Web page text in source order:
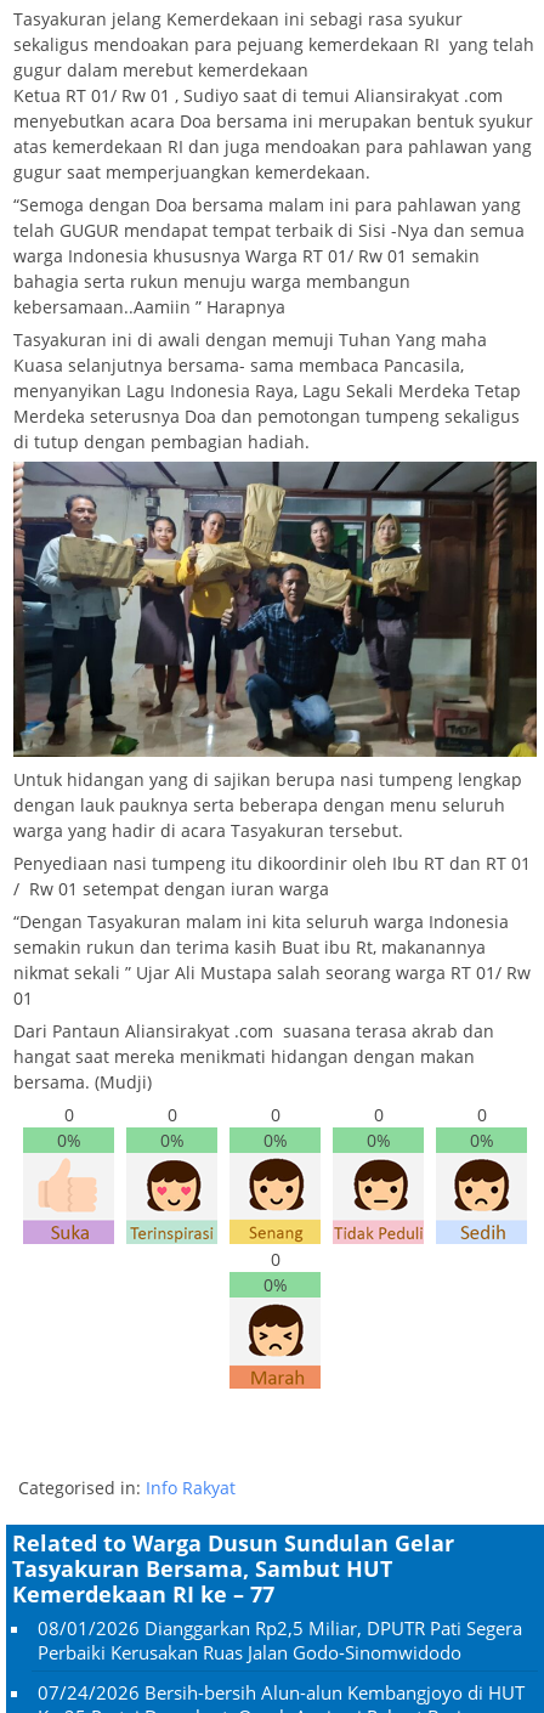
Tasyakuran jelang Kemerdekaan ini sebagi rasa syukur
sekaligus mendoakan para pejuang kemerdekaan RI yang telah
gugur dalam merebut kemerdekaan
Ketua RT 01/ Rw 01 , Sudiyo saat di temui Aliansirakyat .com
menyebutkan acara Doa bersama ini merupakan bentuk syukur
atas kemerdekaan RI dan juga mendoakan para pahlawan yang
gugur saat memperjuangkan kemerdekaan.
“Semoga dengan Doa bersama malam ini para pahlawan yang
telah GUGUR mendapat tempat terbaik di Sisi -Nya dan semua
warga Indonesia khususnya Warga RT 01/ Rw 01 semakin
bahagia serta rukun menuju warga membangun
kebersamaan..Aamiin ” Harapnya
Tasyakuran ini di awali dengan memuji Tuhan Yang maha
Kuasa selanjutnya bersama- sama membaca Pancasila,
menyanyikan Lagu Indonesia Raya, Lagu Sekali Merdeka Tetap
Merdeka seterusnya Doa dan pemotongan tumpeng sekaligus
di tutup dengan pembagian hadiah.
Untuk hidangan yang di sajikan berupa nasi tumpeng lengkap
dengan lauk pauknya serta beberapa dengan menu seluruh
warga yang hadir di acara Tasyakuran tersebut.
Penyediaan nasi tumpeng itu dikoordinir oleh Ibu RT dan RT 01
/ Rw 01 setempat dengan iuran warga
“Dengan Tasyakuran malam ini kita seluruh warga Indonesia
semakin rukun dan terima kasih Buat ibu Rt, makanannya
nikmat sekali ” Ujar Ali Mustapa salah seorang warga RT 01/ Rw
01
Dari Pantaun Aliansirakyat .com suasana terasa akrab dan
hangat saat mereka menikmati hidangan dengan makan
bersama. (Mudji)
0
0%
0
0%
0
0%
0
0%
0
0%
0
0%
Categorised in: Info Rakyat
Related to Warga Dusun Sundulan Gelar
Tasyakuran Bersama, Sambut HUT
Kemerdekaan RI ke – 77
08/01/2026 Dianggarkan Rp2,5 Miliar, DPUTR Pati Segera
Perbaiki Kerusakan Ruas Jalan Godo-Sinomwidodo
07/24/2026 Bersih-bersih Alun-alun Kembangjoyo di HUT